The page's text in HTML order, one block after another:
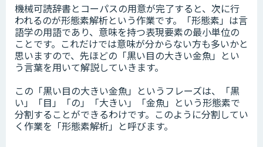
機械可読辞書とコーパスの用意が完了すると、次に行
われるのが形態素解析という作業です。「形態素」は言
語学の用語であり、意味を持つ表現要素の最小単位の
ことです。これだけでは意味が分からない方も多いかと
思いますので、先ほどの「黒い目の大きい金魚」とい
う言葉を用いて解説していきます。
この「黒い目の大きい金魚」というフレーズは、「黒
い」「目」「の」「大きい」「金魚」という形態素で
分割することができるわけです。このように分割してい
く作業を「形態素解析」と呼びます。